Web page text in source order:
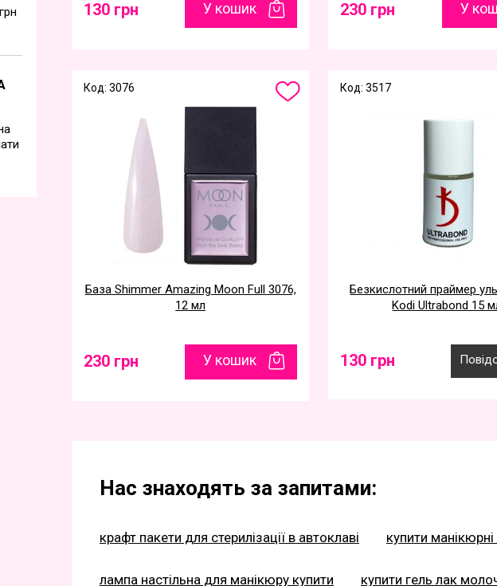
130 грн У кошик 230 грн У
Код: 3076
База Shimmer Amazing Moon Full 3076,
12 мл
230 грн У кошик
Код: 3517
Безкислотний праймер
Kodi Ultrabond 15
130 грн
Нас знаходять за запитами:
крафт пакети для стерилізації в автоклаві купити
лампа настільна для манікюру купити купити гель лак